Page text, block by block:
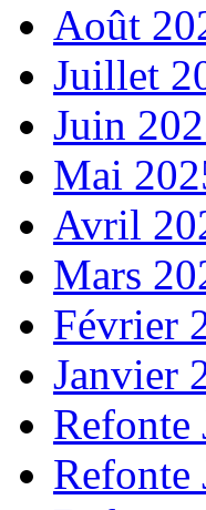
Août
Juillet
Juin
Mai
Avril
Mars
Février
Janvier
Refonte
Refonte